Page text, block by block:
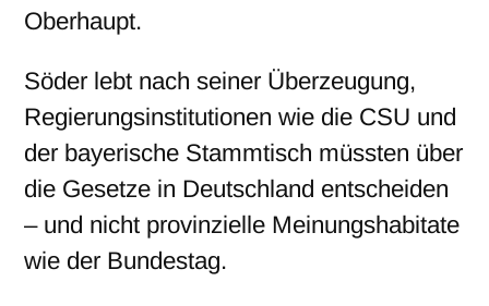
Oberhaupt.
Söder lebt nach seiner Überzeugung,
Regierungsinstitutionen wie die CSU und
der bayerische Stammtisch müssten über
die Gesetze in Deutschland entscheiden
– und nicht provinzielle Meinungshabitate
wie der Bundestag.